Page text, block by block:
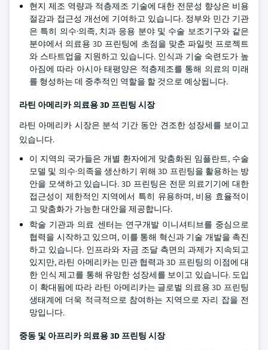
현지 제조 역량과 적층제조 기술에 대한 전문성 향상은 비용
절감과 접근성 개선에 기여하고 있습니다. 정부와 민간 기관
은 특히 의수·의족, 치과 응용 분야 및 수술 보조기구와 같은
분야에서 의료용 3D 프린팅에 초점을 맞춘 파일럿 프로젝트
와 스타트업을 지원하고 있습니다. 인식과 기술 숙련도가 높
아짐에 따라 아시아 태평양은 적층제조를 통해 의료의 미래
를 형성하는 데 중추적인 역할을 할 것으로 예상됩니다.
라틴 아메리카 의료용 3D 프린팅 시장
라틴 아메리카 시장은 분석 기간 동안 견조한 성장세를 보이고
있습니다.
이 지역의 국가들은 개별 환자에게 맞춤화된 임플란트, 수술
모델 및 의수·의족을 생산하기 위해 3D 프린팅을 활용하는 방
안을 모색하고 있습니다. 3D 프린팅은 전문 의료기기에 대한
접근성이 제한적인 지역에서 특히 유용하며, 비용 효율적이
고 맞춤화가 가능한 대안을 제공합니다.
학술 기관과 의료 센터는 연구개발 이니셔티브를 중심으로
협력을 시작하고 있으며, 이를 통해 혁신과 기술 개발을 촉진
하고 있습니다. 인프라와 자금 조달 측면의 과제가 지속되고
있지만, 라틴 아메리카는 민관 협력과 3D 프린팅의 이점에 대
한 인식 제고를 통해 유망한 성장세를 보이고 있습니다. 도입
이 확대됨에 따라 라틴 아메리카는 글로벌 의료용 3D 프린팅
생태계에 더욱 적극적으로 참여하는 지역으로 자리 잡을 전
망입니다.
중동 및 아프리카 의료용 3D 프린팅 시장